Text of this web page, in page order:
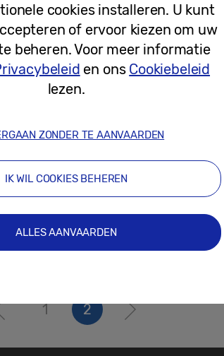
2018
1 2
cookies installeren. U kunt
of ervoor kiezen om uw
beheren. Voor meer informatie
en ons Cookiebeleid
lezen.
ZONDER TE AANVAARDEN
IK WIL COOKIES BEHEREN
ALLES AANVAARDEN